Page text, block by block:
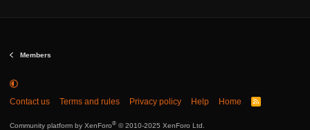
Members
Contact us Terms and rules Privacy policy Help Home
R
Community platform by XenForo® © 2010-2025 XenForo Ltd.